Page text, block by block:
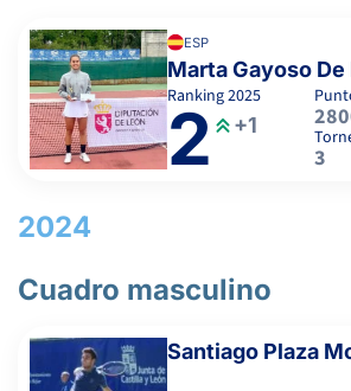
ESP
Ranking2025
2 +1
3
2024
Cuadro masculino
Santiago Plaza